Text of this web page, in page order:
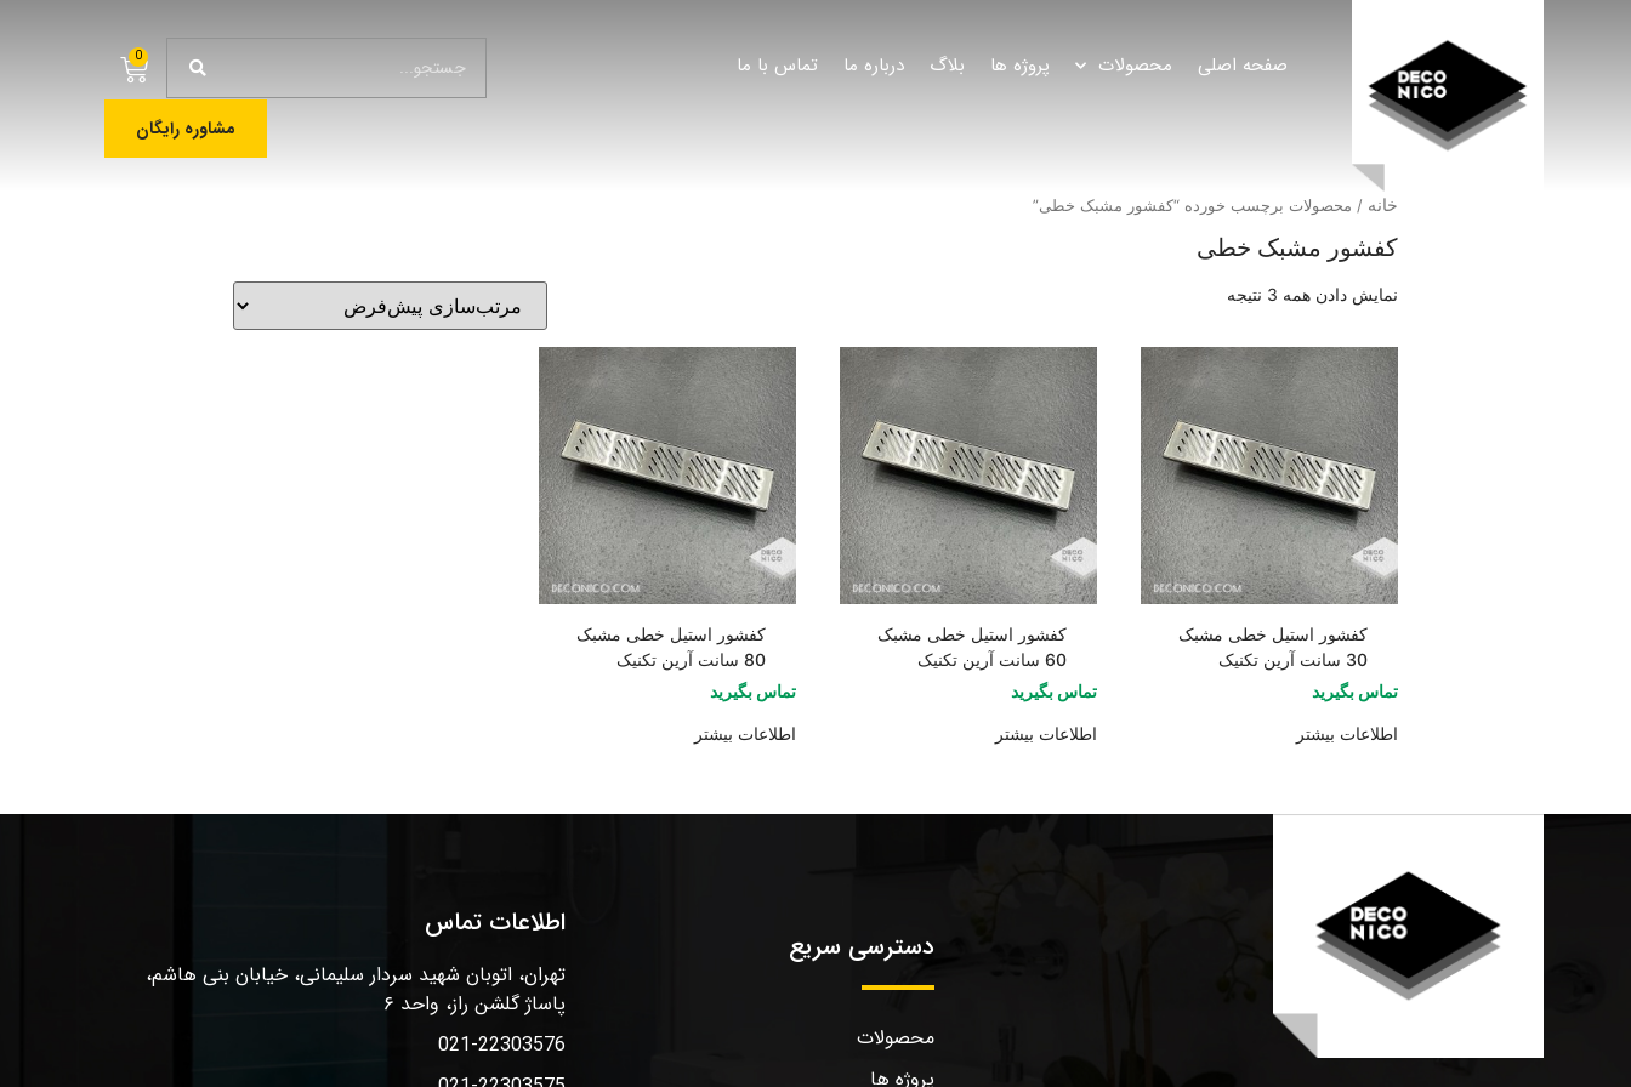
صفحه اصلی محصولات پروژه ها بلاگ درباره ما تماس با ما 0
مشاوره رایگان
خانه / محصولات برچسب خورده “کفشور مشبک خطی”
کفشور مشبک خطی
نمایش دادن همه 3 نتیجه
کفشور استیل خطی مشبک
30 سانت آرین تکنیک
تماس بگیرید
اطلاعات بیشتر
کفشور استیل خطی مشبک
60 سانت آرین تکنیک
تماس بگیرید
اطلاعات بیشتر
کفشور استیل خطی مشبک
80 سانت آرین تکنیک
تماس بگیرید
اطلاعات بیشتر
دسترسی سریع
محصولات
پروژه ها
اطلاعات تماس
تهران، اتوبان شهید سردار سلیمانی، خیابان بنی هاشم،
پاساژ گلشن راز، واحد ۶
021-22303576